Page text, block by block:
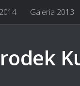
Galeria 2013